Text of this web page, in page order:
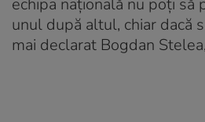
unul după altul, chiar dacă
mai declarat Bogdan